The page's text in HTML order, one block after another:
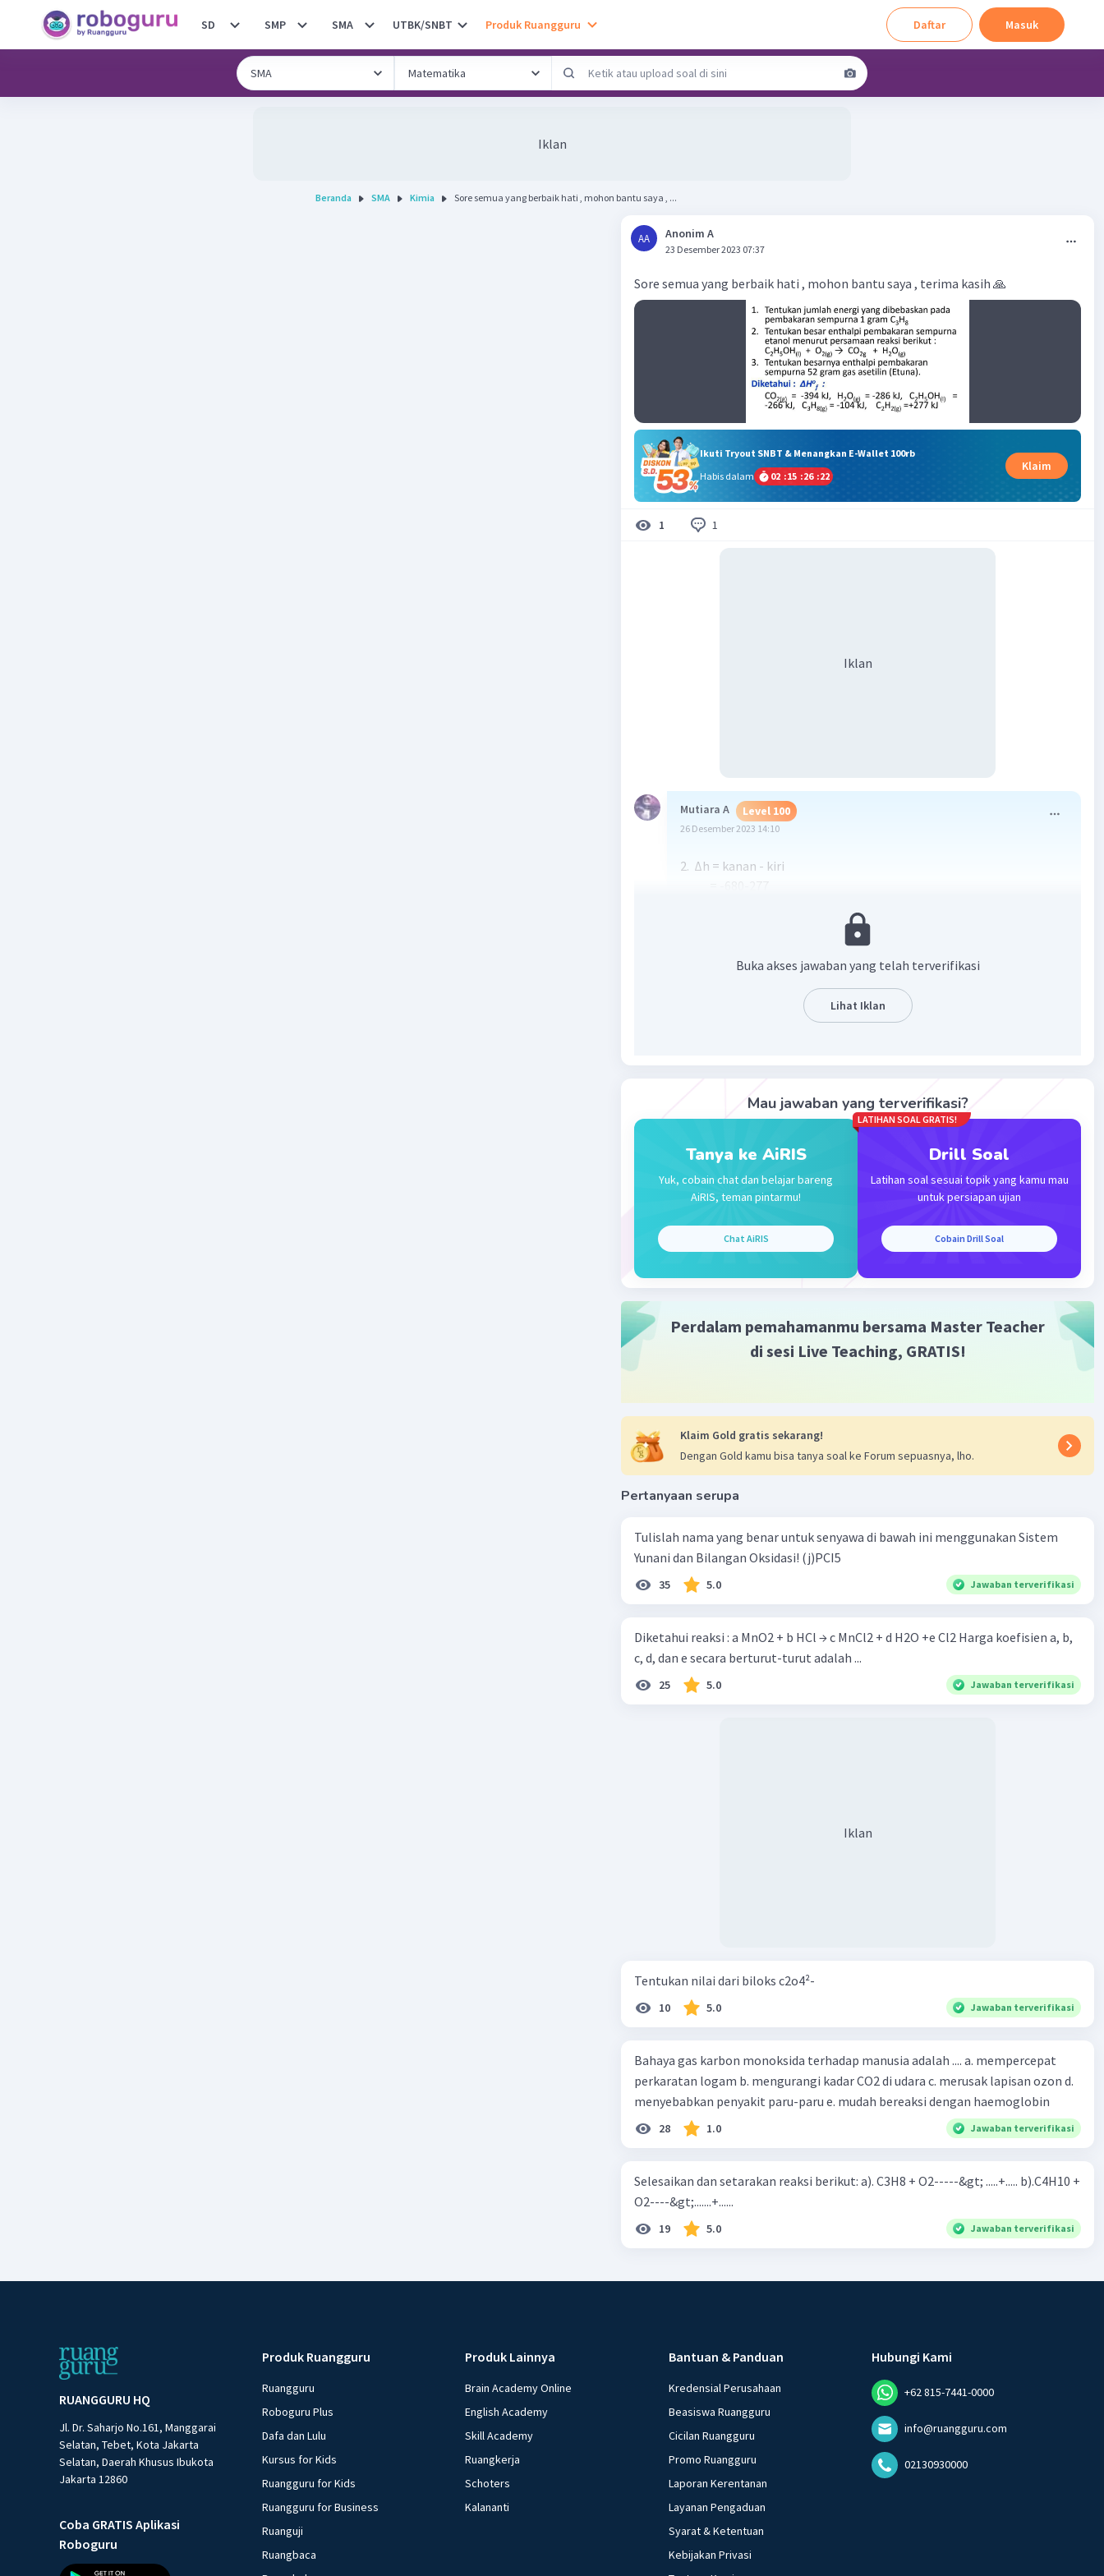
SD SMP SMA UTBK/SNBT Produk Ruangguru Daftar Masuk
Iklan
Beranda SMA Kimia Sore semua yang berbaik hati , mohon bantu saya , ...
AA Anonim A
23 Desember 2023 07:37
Sore semua yang berbaik hati , mohon bantu saya , terima kasih 🙏
Ikuti Tryout SNBT & Menangkan E-Wallet 100rb
Habis dalam
02 :15 :26 :22
Klaim
1 1
Iklan
Mutiara A Level 100
26 Desember 2023 14:10
2. Δh = kanan - kiri
Balas
Buka akses jawaban yang telah terverifikasi
Lihat Iklan
Mau jawaban yang terverifikasi?
Tanya ke AiRIS
Yuk, cobain chat dan belajar bareng
AiRIS, teman pintarmu!
Chat AiRIS
LATIHAN SOAL GRATIS!
Drill Soal
Latihan soal sesuai topik yang kamu mau
untuk persiapan ujian
Cobain Drill Soal
Perdalam pemahamanmu bersama Master Teacher
di sesi Live Teaching, GRATIS!
Klaim Gold gratis sekarang!
Dengan Gold kamu bisa tanya soal ke Forum sepuasnya, lho.
Pertanyaan serupa
Tulislah nama yang benar untuk senyawa di bawah ini menggunakan Sistem
Yunani dan Bilangan Oksidasi! (j)PCI5
35 5.0 Jawaban terverifikasi
Diketahui reaksi : a MnO2 + b HCl → c MnCl2 + d H2O +e Cl2 Harga koefisien a, b,
c, d, dan e secara berturut-turut adalah ...
25 5.0 Jawaban terverifikasi
Iklan
Tentukan nilai dari biloks c2o4²-
10 5.0 Jawaban terverifikasi
Bahaya gas karbon monoksida terhadap manusia adalah .... a. mempercepat
perkaratan logam b. mengurangi kadar CO2 di udara c. merusak lapisan ozon d.
menyebabkan penyakit paru-paru e. mudah bereaksi dengan haemoglobin
28 1.0 Jawaban terverifikasi
Selesaikan dan setarakan reaksi berikut: a). C3H8 + O2-----&gt; .....+..... b).C4H10 +
O2----&gt;.......+......
19 5.0 Jawaban terverifikasi
RUANGGURU HQ
Jl. Dr. Saharjo No.161, Manggarai
Selatan, Tebet, Kota Jakarta
Selatan, Daerah Khusus Ibukota
Jakarta 12860
Coba GRATIS Aplikasi
Roboguru
Produk Ruangguru
Ruangguru
Roboguru Plus
Dafa dan Lulu
Kursus for Kids
Ruangguru for Kids
Ruangguru for Business
Ruanguji
Ruangbaca
Produk Lainnya
Brain Academy Online
English Academy
Skill Academy
Ruangkerja
Schoters
Kalananti
Bantuan & Panduan
Kredensial Perusahaan
Beasiswa Ruangguru
Cicilan Ruangguru
Promo Ruangguru
Laporan Kerentanan
Layanan Pengaduan
Syarat & Ketentuan
Kebijakan Privasi
Hubungi Kami
+62 815-7441-0000
info@ruangguru.com
02130930000